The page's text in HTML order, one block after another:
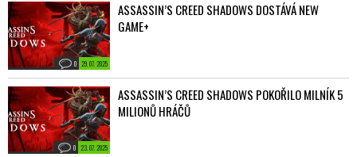
29. 07. 2025
0
ASSASSIN’S CREED SHADOWS DOSTÁVÁ NEW
GAME+
23. 07. 2025
0
ASSASSIN’S CREED SHADOWS POKOŘILO MILNÍK 5
MILIONŮ HRÁČŮ